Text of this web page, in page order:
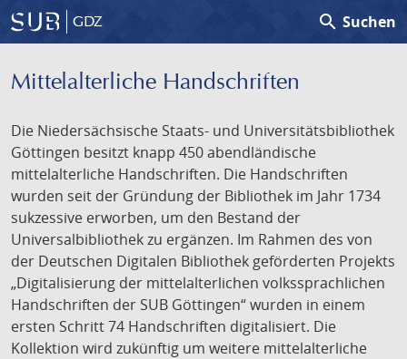
GDZ search Suchen
Mittelalterliche Handschriften
Die Niedersächsische Staats- und Universitätsbibliothek
Göttingen besitzt knapp 450 abendländische
mittelalterliche Handschriften. Die Handschriften
wurden seit der Gründung der Bibliothek im Jahr 1734
sukzessive erworben, um den Bestand der
Universalbibliothek zu ergänzen. Im Rahmen des von
der Deutschen Digitalen Bibliothek geförderten Projekts
„Digitalisierung der mittelalterlichen volkssprachlichen
Handschriften der SUB Göttingen“ wurden in einem
ersten Schritt 74 Handschriften digitalisiert. Die
Kollektion wird zukünftig um weitere mittelalterliche